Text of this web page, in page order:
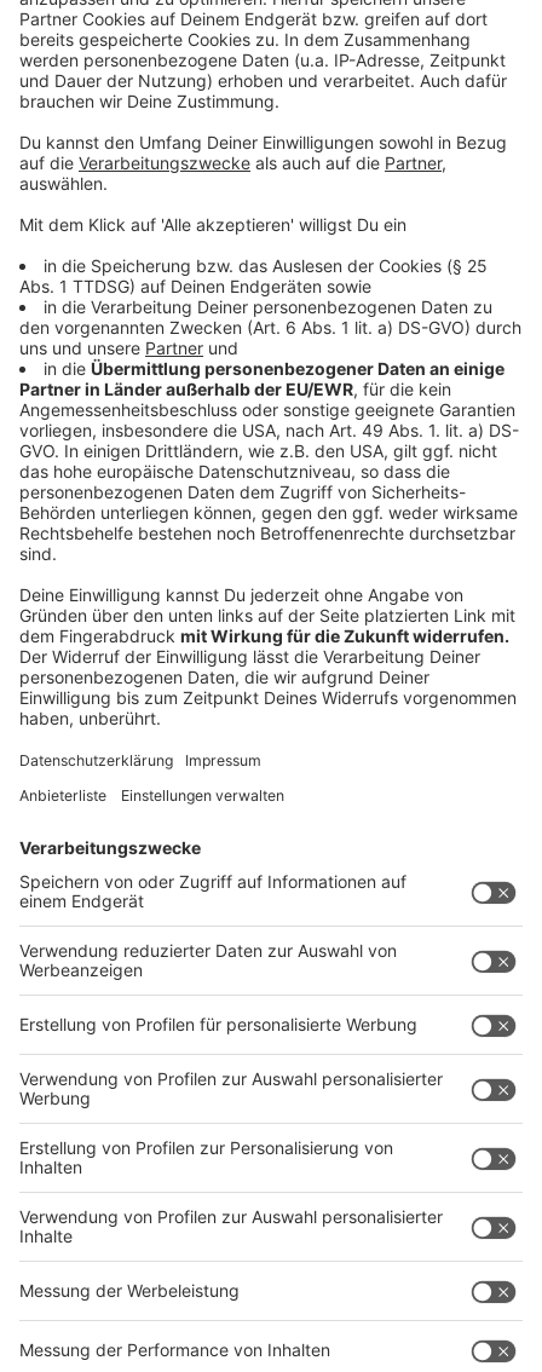
gearbeitet“, erzählt Sinem Güven. Sie nickt, als ihre
Kollegin Pinar Gökgül erzählt, warum ihr die Mitarbeit
an diesem Ferienangebot wichtig ist: „Mir ist es ein
Anliegen, diese Kinder in die deutsche Gesellschaft zu
Migrationshintergrund habe.“ Sprachkompetenz ist ein
wichtiger Aspekt der Integration und ist
gesellschaftlichen Bereichen. Bei der Caritas Ennepe-
Ruhr gibt es deshalb nicht zuletzt Programme wie das
der Sprachpaten, für das der Verband gemeinsam mit
der Propstei St. Marien 2019 den Integrationspreis der
Stadt Schwelm erhielt.
Das vom Land NRW geförderte Ferienintensiv-Training
für neu zugewanderte Schüler sei gerade in der
Corona-Pandemie wichtiger denn je, sagen Caritas-
Direktor Dominik Spanke und die Caritas-Ehrenamts-
und Migrationskoordinatorin Zolzaya Bazarsad. „Die
Lockdowns der vergangenen Monate und der
Distanzunterricht haben dazu geführt, dass viele neu
zugewanderte Kinder oder Kinder mit
Migrationshintergrund wenig oder keinen Kontakt zur
deutschen Sprache hatten. Denn: Zuhause wird die
durften sie nicht treffen.“ Mit „Fit in Deutsch“ wolle
man verhindern, dass sich „Sprachlücken auf die
Die Mädchen und Jungen im aktuellen Kurs stammen
zum Beispiel aus Polen, Russland, dem Kosovo, Syrien
sie und andere Schüler ein Sprachförderungs-Angebot
mit diesem oder ähnlichem Konzept „auch in den
nächsten Ferien anbieten zu können“.
Selbstverständlich weiterhin unter allen geltenden
Corona-Sicherheitsvorkehrungen. Die Kinder lernen auf
Abstand und mit Maske in einer Gruppengröße wie sie
den der-zeit praktizierten halben Klassen an
Grundschulen entspricht. Außerdem wurden die
Mädchen und Jungen – wie auch ihre Lehrerinnen –
einmal in der Woche getestet.